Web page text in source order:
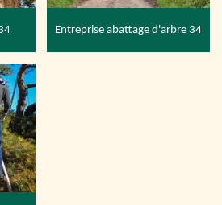
Entreprise abattage d'arbre 34